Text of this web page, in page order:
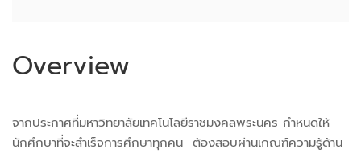
Overview
จากประกาศที่มหาวิทยาลัยเทคโนโลยีราชมงคลพระนคร กำหนดให้
นักศึกษาที่จะสำเร็จการศึกษาทุกคน ต้องสอบผ่านเกณฑ์ความรู้ด้าน